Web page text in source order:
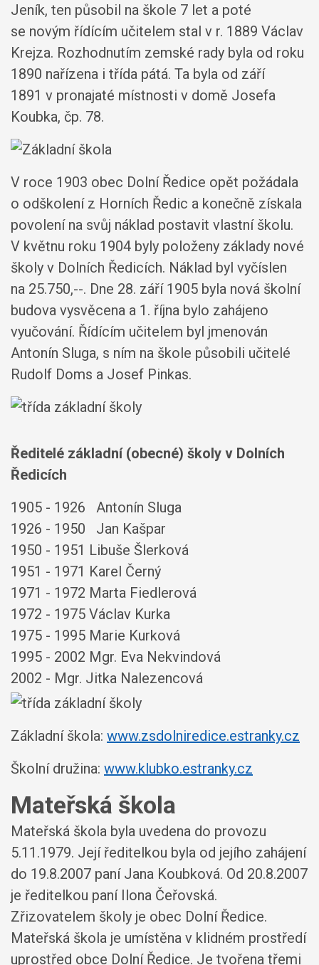
Jeník, ten působil na škole 7 let a poté
se novým řídícím učitelem stal v r. 1889 Václav
Krejza. Rozhodnutím zemské rady byla od roku
1890 nařízena i třída pátá. Ta byla od září
1891 v pronajaté místnosti v domě Josefa
Koubka, čp. 78.
V roce 1903 obec Dolní Ředice opět požádala
o odškolení z Horních Ředic a konečně získala
povolení na svůj náklad postavit vlastní školu.
V květnu roku 1904 byly položeny základy nové
školy v Dolních Ředicích. Náklad byl vyčíslen
na 25.750,--. Dne 28. září 1905 byla nová školní
budova vysvěcena a 1. října bylo zahájeno
vyučování. Řídícím učitelem byl jmenován
Antonín Sluga, s ním na škole působili učitelé
Rudolf Doms a Josef Pinkas.
Ředitelé základní (obecné) školy v Dolních
Ředicích
1905 - 1926 Antonín Sluga
1926 - 1950 Jan Kašpar
1950 - 1951 Libuše Šlerková
1951 - 1971 Karel Černý
1971 - 1972 Marta Fiedlerová
1972 - 1975 Václav Kurka
1975 - 1995 Marie Kurková
1995 - 2002 Mgr. Eva Nekvindová
2002 - Mgr. Jitka Nalezencová
Základní škola: www.zsdolniredice.estranky.cz
Školní družina: www.klubko.estranky.cz
Mateřská škola
Mateřská škola byla uvedena do provozu
5.11.1979. Její ředitelkou byla od jejího zahájení
do 19.8.2007 paní Jana Koubková. Od 20.8.2007
je ředitelkou paní Ilona Čeřovská.
Zřizovatelem školy je obec Dolní Ředice.
Mateřská škola je umístěna v klidném prostředí
uprostřed obce Dolní Ředice. Je tvořena třemi